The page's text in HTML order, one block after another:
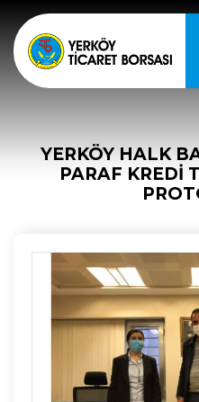
YERKÖY HALK
PARAF KREDİ